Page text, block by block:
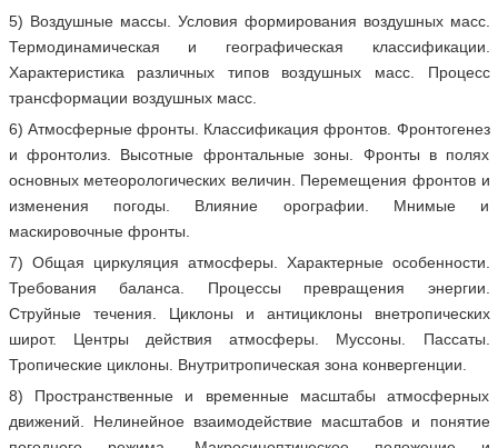
5) Воздушные массы. Условия формирования воздушных масс.
Термодинамическая и географическая классификации.
Характеристика различных типов воздушных масс. Процесс
трансформации воздушных масс.
6) Атмосферные фронты. Классификация фронтов. Фронтогенез
и фронтолиз. Высотные фронтальные зоны. Фронты в полях
основных метеорологических величин. Перемещения фронтов и
изменения погоды. Влияние орографии. Мнимые и
маскировочные фронты.
7) Общая циркуляция атмосферы. Характерные особенности.
Требования баланса. Процессы превращения энергии.
Струйные течения. Циклоны и антициклоны внетропических
широт. Центры действия атмосферы. Муссоны. Пассаты.
Тропические циклоны. Внутритропическая зона конвергенции.
8) Пространственные и временные масштабы атмосферных
движений. Нелинейное взаимодействие масштабов и понятие